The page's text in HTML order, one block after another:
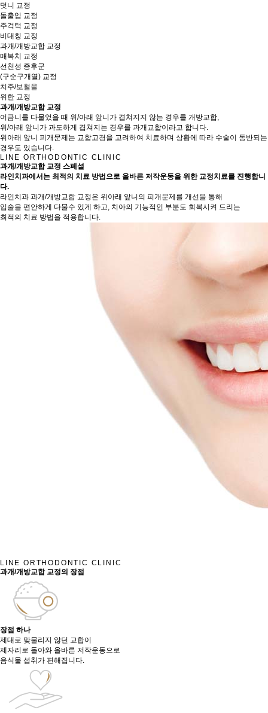
덧니 교정
돌출입 교정
주걱턱 교정
비대칭 교정
과개/개방교합 교정
매복치 교정
선천성 증후군
(구순구개열) 교정
치주/보철을
위한 교정
과개/개방교합 교정
어금니를 다물었을 때 위/아래 앞니가 겹쳐지지 않는 경우를 개방교합,
위/아래 앞니가 과도하게 겹쳐지는 경우를 과개교합이라고 합니다.
위아래 앞니 피개문제는 교합고경을 고려하여 치료하며 상황에 따라 수술이 동반되는
경우도 있습니다.
LINE ORTHODONTIC CLINIC
과개/개방교합 교정 스페셜
라인치과에서는 최적의 치료 방법으로 올바른 저작운동을 위한 교정치료를 진행합니
다.
라인치과 과개/개방교합 교정은 위아래 앞니의 피개문제를 개선을 통해
입술을 편안하게 다물수 있게 하고, 치아의 기능적인 부분도 회복시켜 드리는
최적의 치료 방법을 적용합니다.
LINE ORTHODONTIC CLINIC
과개/개방교합 교정의 장점
장점 하나
제대로 맞물리지 않던 교합이
제자리로 돌아와 올바른 저작운동으로
음식물 섭취가 편해집니다.